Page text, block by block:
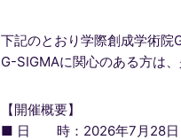
下記のとおり学際創成学術院
G-SIGMAに関心のある方は
【開催概要】
■ 日 時：2026年7月28日